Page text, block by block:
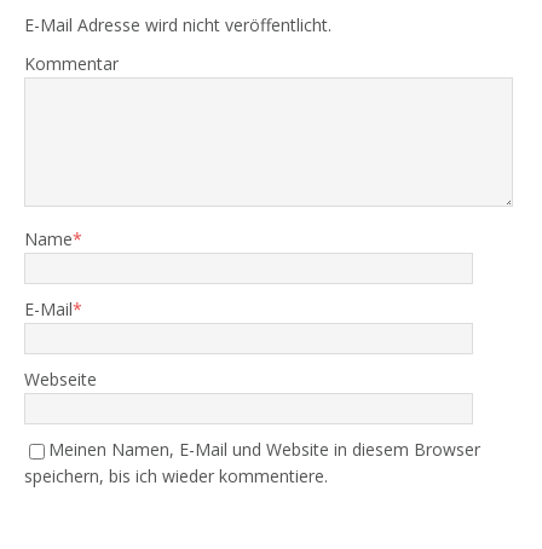
E-Mail Adresse wird nicht veröffentlicht.
Kommentar
Name*
E-Mail*
Webseite
Meinen Namen, E-Mail und Website in diesem Browser
speichern, bis ich wieder kommentiere.